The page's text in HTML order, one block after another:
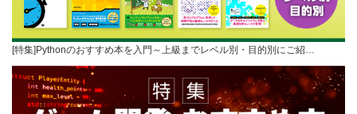
[特集]Pythonのおすすめ本を入門～上級までレベル別・目的別にご紹…